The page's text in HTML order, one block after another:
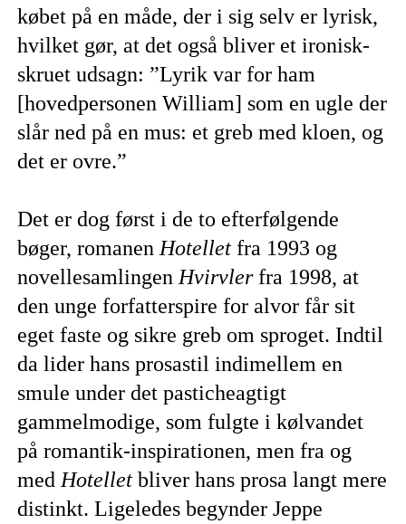
købet på en måde, der i sig selv er lyrisk,
hvilket gør, at det også bliver et ironisk-
skruet udsagn: ”Lyrik var for ham
[hovedpersonen William] som en ugle der
slår ned på en mus: et greb med kloen, og
det er ovre.”
Det er dog først i de to efterfølgende
bøger, romanen Hotellet fra 1993 og
novellesamlingen Hvirvler fra 1998, at
den unge forfatterspire for alvor får sit
eget faste og sikre greb om sproget. Indtil
da lider hans prosastil indimellem en
smule under det pasticheagtigt
gammelmodige, som fulgte i kølvandet
på romantik-inspirationen, men fra og
med Hotellet bliver hans prosa langt mere
distinkt. Ligeledes begynder Jeppe